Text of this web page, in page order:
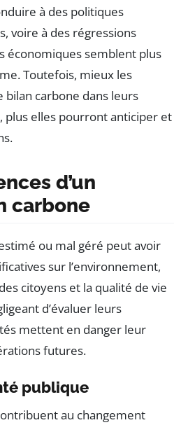
à des politiques
voire à des régressions
économiques semblent plus
Toutefois, mieux les
carbone dans leurs
plus elles pourront anticiper et
d’un
carbone
ou mal géré peut avoir
sur l’environnement,
citoyens et la qualité de vie
d’évaluer leurs
mettent en danger leur
futures.
publique
au changement